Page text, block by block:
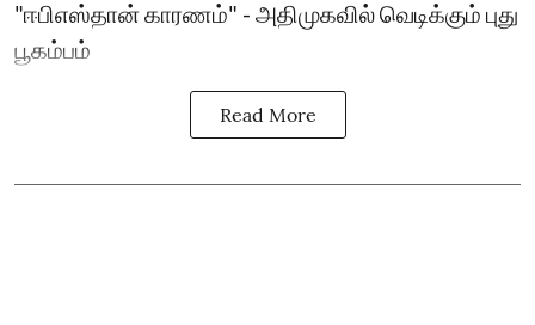
"ஈபிஎஸ்தான் காரணம்" - அதிமுகவில் வெடிக்கும் புது
பூகம்பம்
Read More